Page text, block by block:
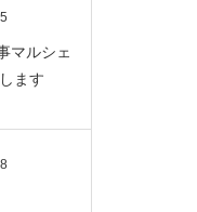
マルシェ
ます